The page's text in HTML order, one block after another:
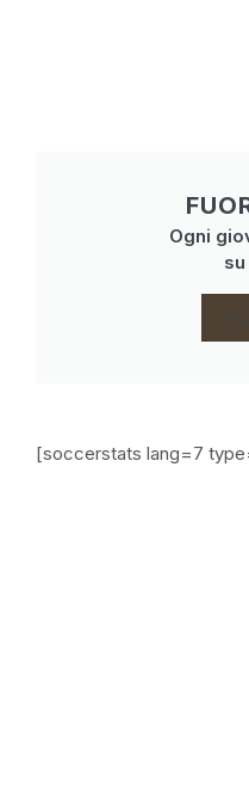
Ogni
[soccerstats lang=7